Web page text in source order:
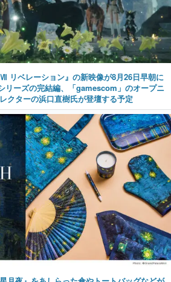
リベレーション』の新映像が8月26日早朝に
リーズの完結編、「gamescom」のオープニ
クターの浜口直樹氏が登壇する予定